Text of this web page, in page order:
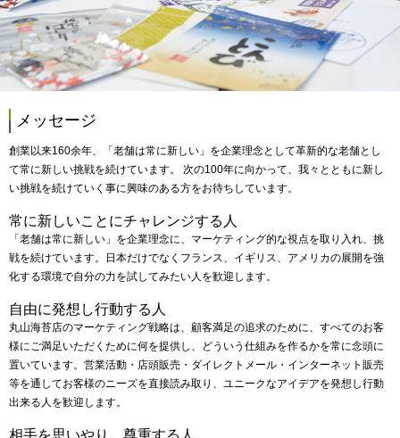
メッセージ
創業以来160余年、「老舗は常に新しい」を企業理念として革新的な老舗とし
て常に新しい挑戦を続けています。 次の100年に向かって、我々とともに新し
い挑戦を続けていく事に興味のある方をお待ちしています。
常に新しいことにチャレンジする人
「老舗は常に新しい」を企業理念に、マーケティング的な視点を取り入れ、挑
戦を続けています。日本だけでなくフランス、イギリス、アメリカの展開を強
化する環境で自分の力を試してみたい人を歓迎します。
自由に発想し行動する人
丸山海苔店のマーケティング戦略は、顧客満足の追求のために、すべてのお客
様にご満足いただくために何を提供し、どういう仕組みを作るかを常に念頭に
置いています。営業活動・店頭販売・ダイレクトメール・インターネット販売
等を通してお客様のニーズを直接読み取り、ユニークなアイデアを発想し行動
出来る人を歓迎します。
相手を思いやり、尊重する人